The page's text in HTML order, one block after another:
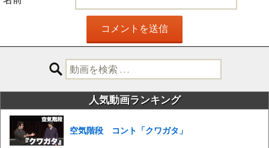
検
索:
人気動画ランキング
空気階段 コント「クワガタ」